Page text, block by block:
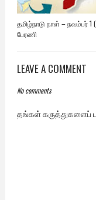
தமிழ்நாடு நாள் – நவம்பர்
பேரணி
LEAVE A COMMENT
No comments
தங்கள் கருத்துகளைப்